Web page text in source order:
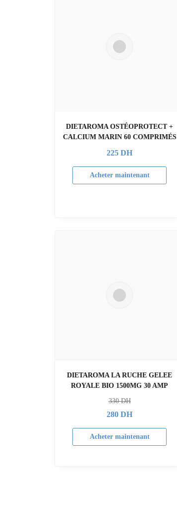
DIETAROMA OSTÉOPROTECT +
CALCIUM MARIN 60 COMPRIMÉS
225 DH
Acheter maintenant
DIETAROMA LA RUCHE GELEE
ROYALE BIO 1500MG 30 AMP
330DH
280 DH
Acheter maintenant